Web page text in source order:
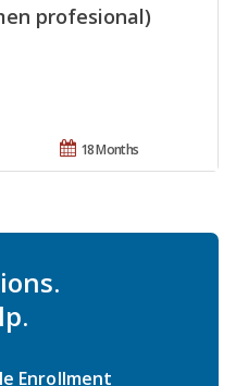
profesional)
18 Months
Enrollment